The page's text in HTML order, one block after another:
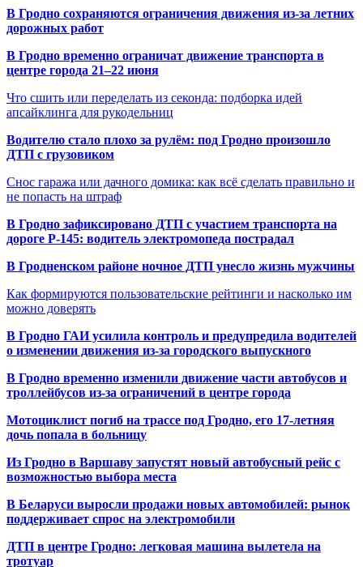
В Гродно сохраняются ограничения движения из-за летних
дорожных работ
В Гродно временно ограничат движение транспорта в
центре города 21–22 июня
Что сшить или переделать из секонда: подборка идей
апсайклинга для рукодельниц
Водителю стало плохо за рулём: под Гродно произошло
ДТП с грузовиком
Снос гаража или дачного домика: как всё сделать правильно и
не попасть на штраф
В Гродно зафиксировано ДТП с участием транспорта на
дороге Р-145: водитель электромопеда пострадал
В Гродненском районе ночное ДТП унесло жизнь мужчины
Как формируются пользовательские рейтинги и насколько им
можно доверять
В Гродно ГАИ усилила контроль и предупредила водителей
о изменении движения из-за городского выпускного
В Гродно временно изменили движение части автобусов и
троллейбусов из-за ограничений в центре города
Мотоциклист погиб на трассе под Гродно, его 17-летняя
дочь попала в больницу
Из Гродно в Варшаву запустят новый автобусный рейс с
возможностью выбора места
В Беларуси выросли продажи новых автомобилей: рынок
поддерживает спрос на электромобили
ДТП в центре Гродно: легковая машина вылетела на
тротуар